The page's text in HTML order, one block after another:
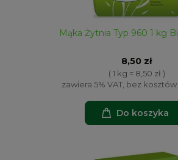
Mąka Żytnia Typ 960 1 kg
8,50 zł
( 1 kg = 8,50 zł )
zawiera 5% VAT, bez
Do koszyka